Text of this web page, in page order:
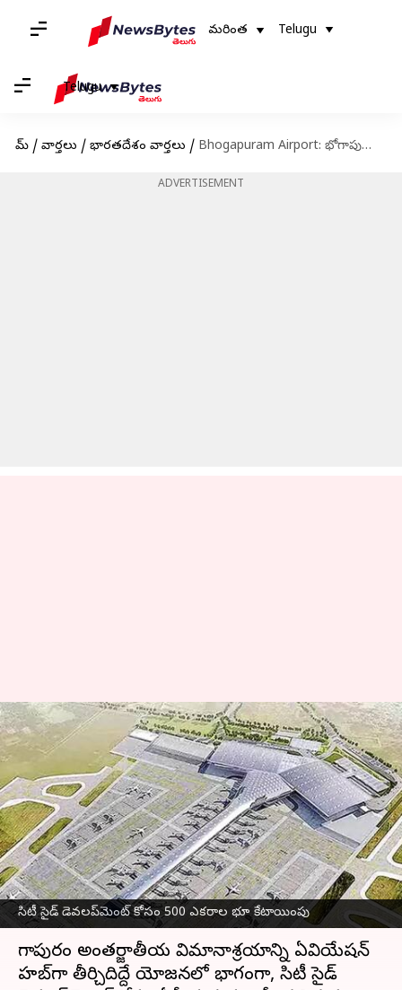
మరింత Telugu
Telugu
హోమ్ / వార్తలు / భారతదేశం వార్తలు / Bhogapuram Airport: భోగాపురం ఎయిర్‌పోర్టు అభివృద్ధిలో కీలకమైన ముందడుగు.. సిటీ సైడ్‌ డెవలప్‌మెంట్‌ కోసం 500 ఎకరాల భూ కేటాయింపు
ADVERTISEMENT
సిటీ సైడ్‌ డెవలప్‌మెంట్‌ కోసం 500 ఎకరాల భూ కేటాయింపు
Bhogapuram Airport: భోగాపురం
ఎయిర్‌పోర్టు అభివృద్ధిలో కీలకమైన
ముందడుగు.. సిటీ సైడ్‌
డెవలప్‌మెంట్‌ కోసం 500 ఎకరాల
భూ కేటాయింపు
వ్రాసిన వారు Sirish Praharaju May 22, 2025 04:34 pm
ఈ వార్తాకథనం ఏంటి
భోగాపురం అంతర్జాతీయ విమానాశ్రయాన్ని ఏవియేషన్‌
హబ్‌గా తీర్చిదిద్దే యోజనలో భాగంగా, సిటీ సైడ్‌